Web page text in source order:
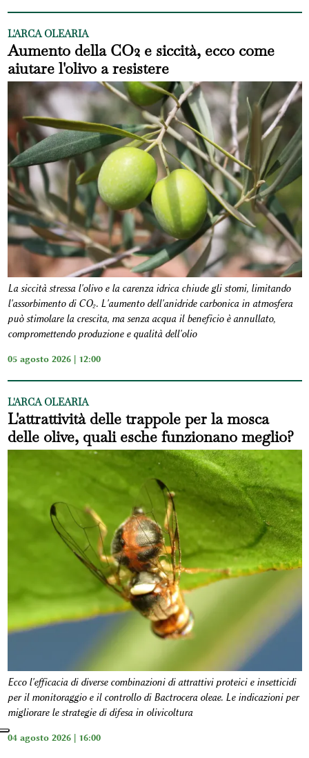
L'ARCA OLEARIA
Aumento della CO2 e siccità, ecco come
aiutare l'olivo a resistere
La siccità stressa l'olivo e la carenza idrica chiude gli stomi, limitando
l'assorbimento di CO₂. L'aumento dell'anidride carbonica in atmosfera
può stimolare la crescita, ma senza acqua il beneficio è annullato,
compromettendo produzione e qualità dell'olio
05 agosto 2026 | 12:00
L'ARCA OLEARIA
L'attrattività delle trappole per la mosca
delle olive, quali esche funzionano meglio?
Ecco l'efficacia di diverse combinazioni di attrattivi proteici e insetticidi
per il monitoraggio e il controllo di Bactrocera oleae. Le indicazioni per
migliorare le strategie di difesa in olivicoltura
04 agosto 2026 | 16:00